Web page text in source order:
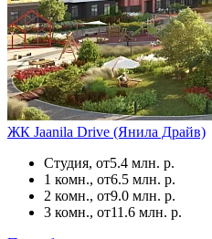
ЖК Jaanila Drive (Янила Драйв)
Студия, от5.4 млн. р.
1 комн., от6.5 млн. р.
2 комн., от9.0 млн. р.
3 комн., от11.6 млн. р.